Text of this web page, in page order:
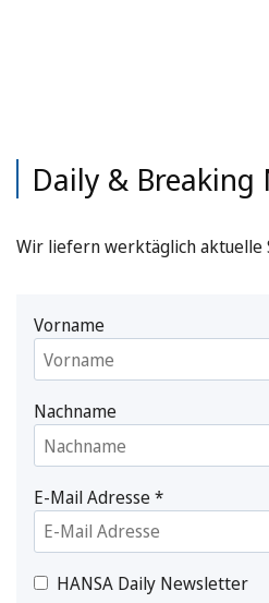
Daily & Breaking
Wir liefern werktäglich aktuelle
Vorname
Nachname
E-Mail Adresse*
HANSA Daily Newsletter